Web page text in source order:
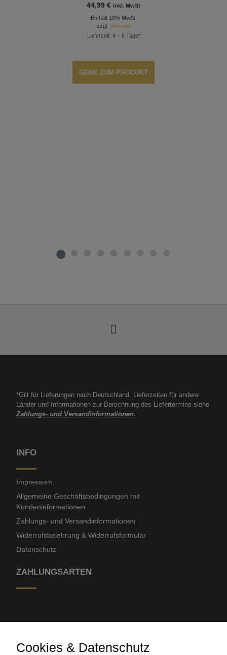
44,99€ inkl. MwSt
Enthält 19% MwSt.
zzgl.Versand
Lieferzeit: 4 – 6 Tage*
GEHE ZUM PRODUKT
*Gilt für Lieferungen nach Deutschland. Lieferzeiten für andere
Länder und Informationen zur Berechnung des Liefertermins siehe
Zahlungs- und Versandinformationen.
INFO
Impressum
Allgemeine Geschäftsbedingungen mit
Kundeninformationen
Zahlungs- und Versandinformationen
Widerrufsbelehrung & Widerrufsformular
Datenschutz
ZAHLUNGSARTEN
Cookies & Datenschutz